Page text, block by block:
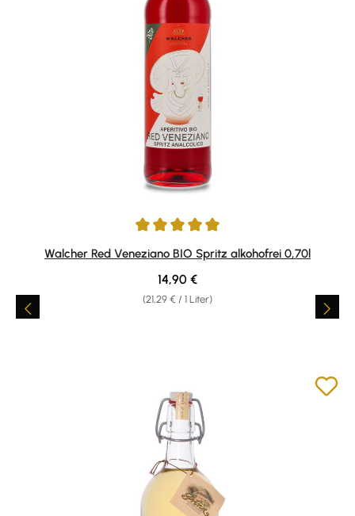
Durchschnittliche Bewertung von 5 von 5 Sternen
Walcher Red Veneziano BIO Spritz alkohofrei 0,70l
(21,29 € / 1 Liter)
Regulärer Preis:
14,90 €